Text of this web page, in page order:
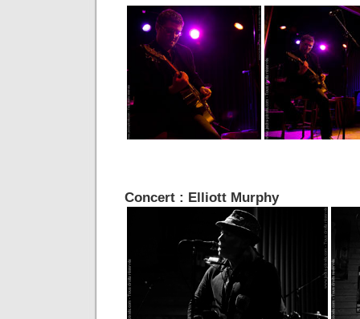
Concert : Elliott Murphy